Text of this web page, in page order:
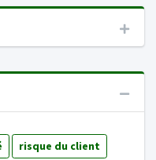
risque du client